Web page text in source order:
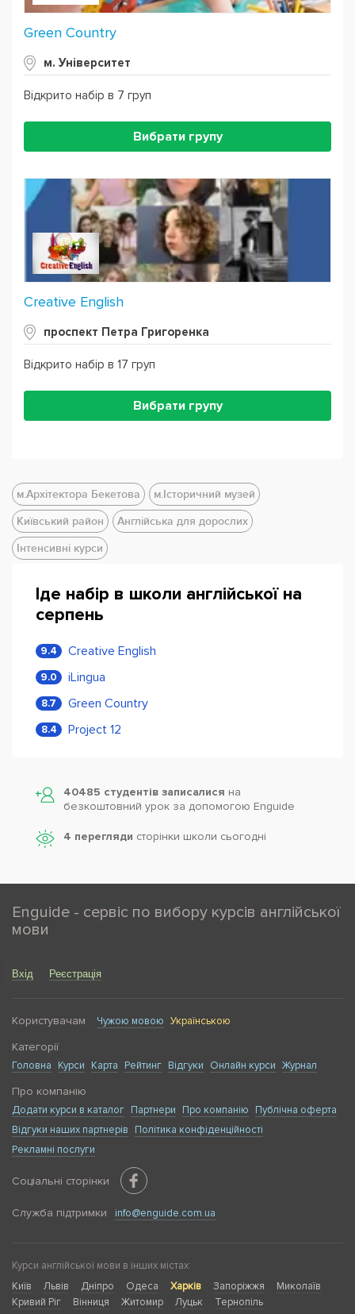
Green Country
м. Університет
Відкрито набір в 7 груп
Вибрати групу
Creative English
проспект Петра Григоренка
Відкрито набір в 17 груп
Вибрати групу
м.Архітектора Бекетова
м.Історичний музей
Київський район
Англійська для дорослих
Інтенсивні курси
Іде набір в школи англійської на
серпень
9.4 Creative English
9.0 iLingua
8.7 Green Country
8.4 Project 12
40485 студентів записалися на
безкоштовний урок за допомогою Enguide
4 перегляди сторінки школи cьогодні
Enguide - сервіс по вибору курсів англійської
мови
Вхід Реєстрація
Користувачам Чужою мовою Українською
Категорії
Головна Курси Карта Рейтинг Відгуки Онлайн курси Журнал
Про компанію
Додати курси в каталог Партнери Про компанію
Публічна оферта
Відгуки наших партнерів
Політика конфіденційності
Рекламні послуги
Соціальні сторінки
Служба підтримки info@enguide.com.ua
Курси англійської мови в інших містах:
Київ
Львів Дніпро Одеса Харків Запоріжжя
Миколаїв
Кривий Ріг
Вінниця Житомир Луцьк
Тернопіль